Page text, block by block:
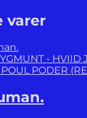
varer
- HVIID
PODER